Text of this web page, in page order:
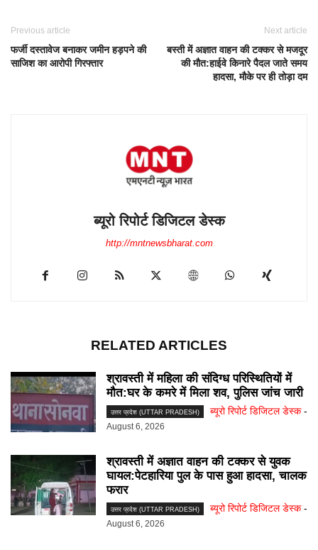
Previous article
फर्जी दस्तावेज बनाकर जमीन हड़पने की
साजिश का आरोपी गिरफ्तार
Next article
बस्ती में अज्ञात वाहन की टक्कर से मजदूर
की मौत:हाईवे किनारे पैदल जाते समय
हादसा, मौके पर ही तोड़ा दम
ब्यूरो रिपोर्ट डिजिटल डेस्क
http://mntnewsbharat.com
RELATED ARTICLES
श्रावस्ती में महिला की संदिग्ध परिस्थितियों में
मौत:घर के कमरे में मिला शव, पुलिस जांच जारी
उत्तर प्रदेश (UTTAR PRADESH) ब्यूरो रिपोर्ट डिजिटल डेस्क -
August 6, 2026
श्रावस्ती में अज्ञात वाहन की टक्कर से युवक
घायल:पेटहारिया पुल के पास हुआ हादसा, चालक
फरार
उत्तर प्रदेश (UTTAR PRADESH) ब्यूरो रिपोर्ट डिजिटल डेस्क -
August 6, 2026